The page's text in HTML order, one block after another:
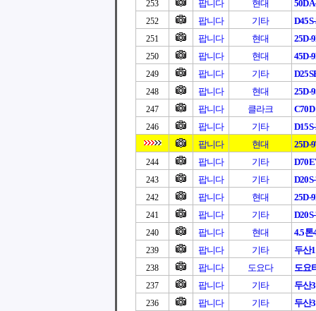
253 팝니다 현대
252 팝니다 기타
251 팝니다 현대 25D-
250 팝니다 현대 45D-
249 팝니다 기타
248 팝니다 현대 25D-
247 팝니다 클라크 C70D
246 팝니다 기타
팝니다
현대 25D-
244 팝니다 기타
243 팝니다 기타
242 팝니다 현대 25D-
241 팝니다 기타
240 팝니다 현대 4.5톤
239 팝니다 기타 두산
238 팝니다 도요다 도요
237 팝니다 기타 두산
236 팝니다 기타 두산